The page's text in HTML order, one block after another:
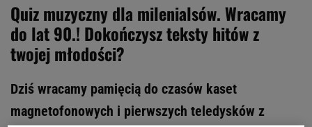
Quiz muzyczny dla milenialsów. Wracamy
do lat 90.! Dokończysz teksty hitów z
twojej młodości?
Dziś wracamy pamięcią do czasów kaset
magnetofonowych i pierwszych teledysków z